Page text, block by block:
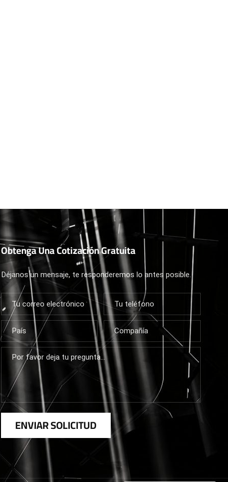
Obtenga Una Cotización Gratuita
Déjanos un mensaje, te responderemos lo antes posible.
ENVIAR SOLICITUD